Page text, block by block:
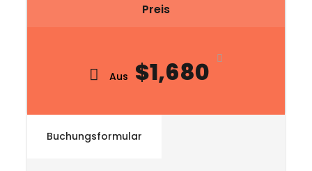
Preis
Aus $1,680
Buchungsformular